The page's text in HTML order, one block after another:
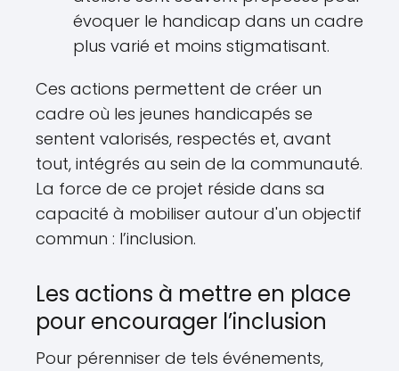
évoquer le handicap dans un cadre
plus varié et moins stigmatisant.
Ces actions permettent de créer un
cadre où les jeunes handicapés se
sentent valorisés, respectés et, avant
tout, intégrés au sein de la communauté.
La force de ce projet réside dans sa
capacité à mobiliser autour d'un objectif
commun : l’inclusion.
Les actions à mettre en place
pour encourager l’inclusion
Pour pérenniser de tels événements,